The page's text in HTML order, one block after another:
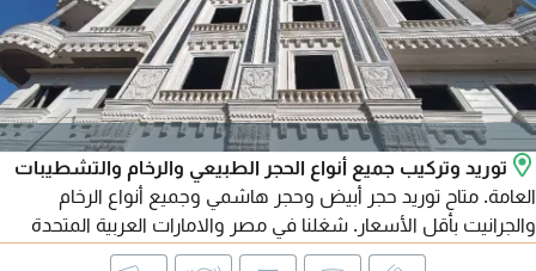
توريد وتركيب جميع أنواع الحجر الطبيعي والرخام والتشطيبات
العامة. متاح توريد حجر أبيض وحجر هاشمي وجميع أنواع الرخام
والجرانيت بأقل الأسعار. شغلنا في مصر والامارات العربية المتحدة
ومتاح تصدير لجميع الدول العربية. للتواصل